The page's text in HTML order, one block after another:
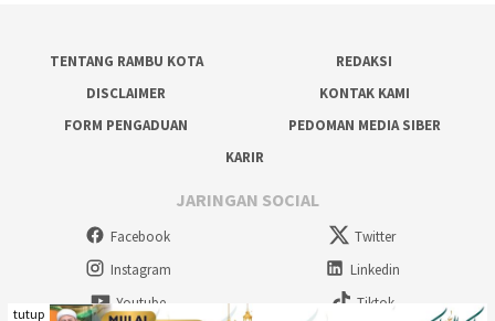
TENTANG RAMBU KOTA
REDAKSI
DISCLAIMER
KONTAK KAMI
FORM PENGADUAN
PEDOMAN MEDIA SIBER
KARIR
JARINGAN SOCIAL
Facebook
Twitter
Instagram
Linkedin
Youtube
Tiktok
tutup